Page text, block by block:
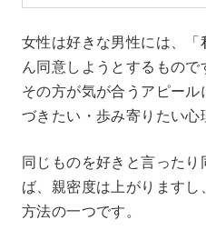
女性は好きな男性には、
ん同意しようとするもので
その方が気が合うアピー
づきたい・歩み寄りたい心
同じものを好きと言った
ば、親密度は上がります
方法の一つです。